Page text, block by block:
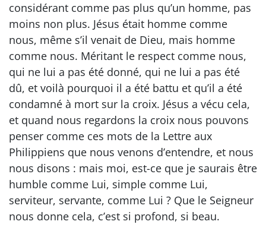
considérant comme pas plus qu’un homme, pas
moins non plus. Jésus était homme comme
nous, même s’il venait de Dieu, mais homme
comme nous. Méritant le respect comme nous,
qui ne lui a pas été donné, qui ne lui a pas été
dû, et voilà pourquoi il a été battu et qu’il a été
condamné à mort sur la croix. Jésus a vécu cela,
et quand nous regardons la croix nous pouvons
penser comme ces mots de la Lettre aux
Philippiens que nous venons d’entendre, et nous
nous disons : mais moi, est-ce que je saurais être
humble comme Lui, simple comme Lui,
serviteur, servante, comme Lui ? Que le Seigneur
nous donne cela, c’est si profond, si beau.